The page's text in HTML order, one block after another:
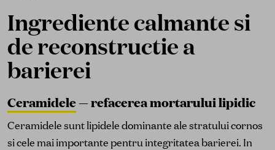
Ingrediente calmante si
de reconstructie a
barierei
Ceramidele— refacerea mortarului lipidic
Ceramidele sunt lipidele dominante ale stratului cornos
si cele mai importante pentru integritatea barierei. In